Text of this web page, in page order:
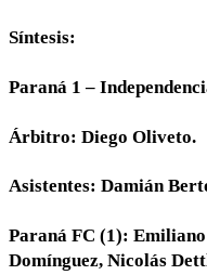
Síntesis:
Paraná 1 –
Árbitro: Diego Oliveto.
Asistentes: Damián
Paraná FC (1):
Domínguez, Nicolás